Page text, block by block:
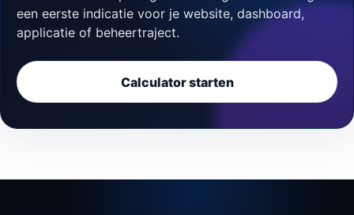
een eerste indicatie voor je website, dashboard,
applicatie of beheertraject.
Calculator starten